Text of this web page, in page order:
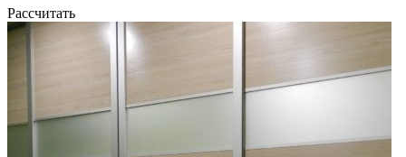
Рассчитать